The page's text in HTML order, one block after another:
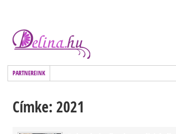
PARTNEREINK
Címke: 2021